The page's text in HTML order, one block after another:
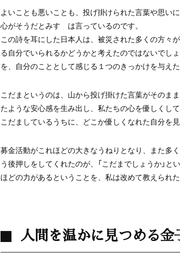
よいことも悪いことも、投げ掛けられた言葉や思い
心がそうだとみすゞは言っているのです。
この詩を耳にした日本人は、被災された多くの方々
る自分でいられるかどうかと考えたのではないでし
を、自分のこととして感じる１つのきっかけを与え
こだまというのは、山から投げ掛けた言葉がそのま
たような安心感を生み出し、私たちの心を優しくし
こだましているうちに、どこか優しくなれた自分を
募金活動がこれほどの大きなうねりとなり、また多
う後押しをしてくれたのが、「こだまでしょうか」
ほどの力があるということを、私は改めて教えられた
人間を温かに見つめる金